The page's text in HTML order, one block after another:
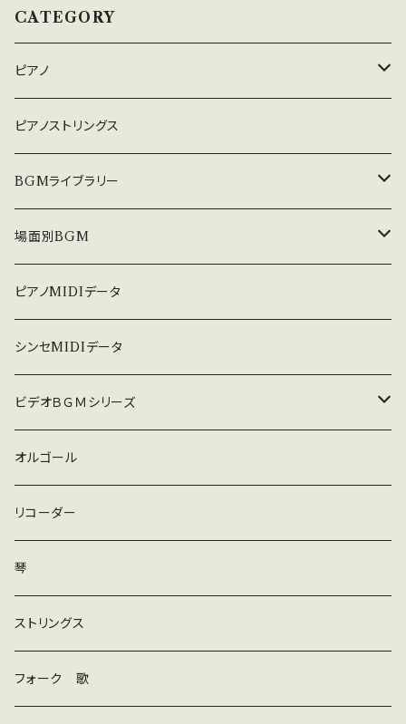
CATEGORY
ピアノ
癒しのピアノ
中北利男 夢シリーズ
５０８曲シリーズ
３６０曲シリーズ
ピアノストリングス
BGMライブラリー
オルゴール
場面別BGM
悲しい
暗い
普通
ピアノMIDIデータ
シンセMIDIデータ
ビデオＢＧＭシリーズ
ロック
ラテン
ダンス
和風
京都
ストリングス
オルゴール
リコーダー
琴
ストリングス
フォーク 歌